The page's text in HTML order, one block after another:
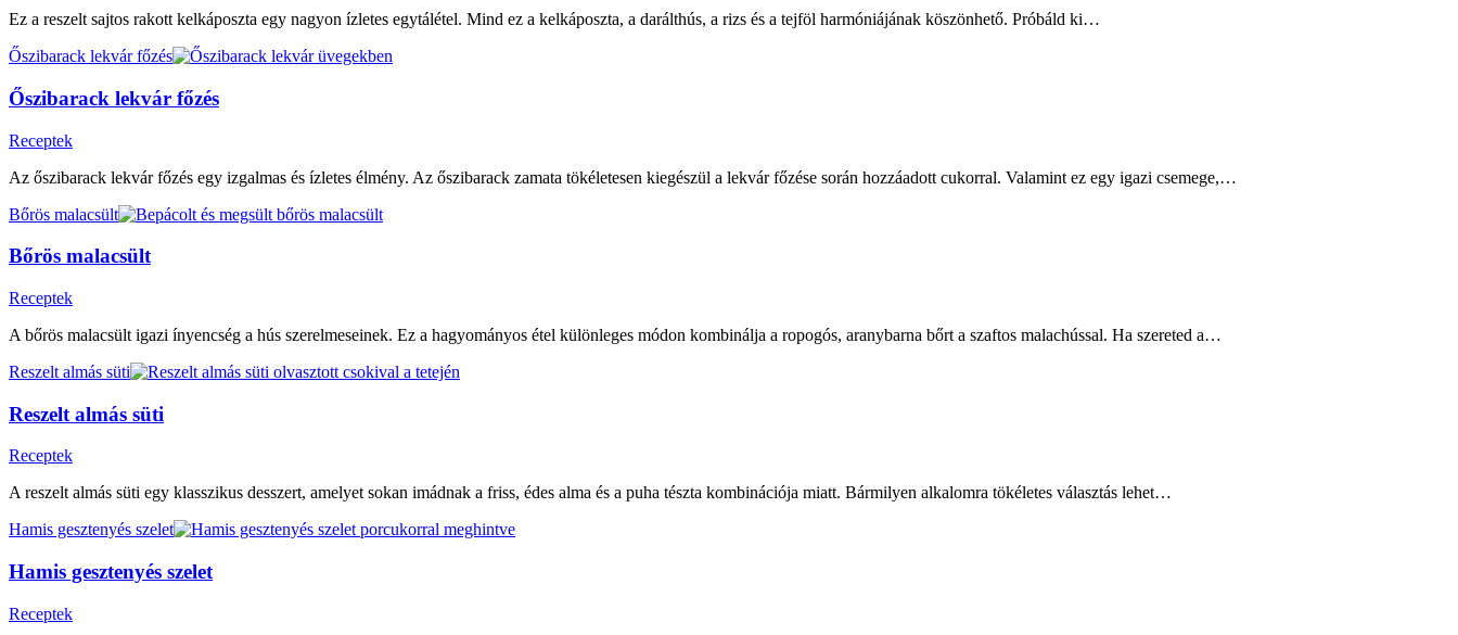
Ez a reszelt sajtos rakott kelkáposzta egy nagyon ízletes egytálétel. Mind ez a kelkáposzta, a darálthús, a rizs és a tejföl harmóniájának köszönhető. Próbáld ki…
Őszibarack lekvár főzés
Őszibarack lekvár főzés
Receptek
Az őszibarack lekvár főzés egy izgalmas és ízletes élmény. Az őszibarack zamata tökéletesen kiegészül a lekvár főzése során hozzáadott cukorral. Valamint ez egy igazi csemege,…
Bőrös malacsült
Bőrös malacsült
Receptek
A bőrös malacsült igazi ínyencség a hús szerelmeseinek. Ez a hagyományos étel különleges módon kombinálja a ropogós, aranybarna bőrt a szaftos malachússal. Ha szereted a…
Reszelt almás süti
Reszelt almás süti
Receptek
A reszelt almás süti egy klasszikus desszert, amelyet sokan imádnak a friss, édes alma és a puha tészta kombinációja miatt. Bármilyen alkalomra tökéletes választás lehet…
Hamis gesztenyés szelet
Hamis gesztenyés szelet
Receptek